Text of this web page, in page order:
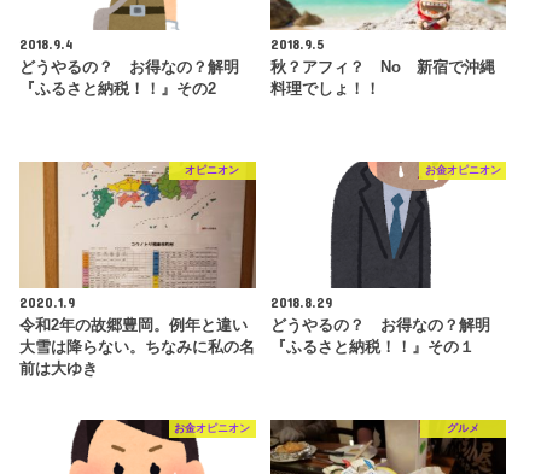
2018.9.4
どうやるの？ お得なの？解明
『ふるさと納税！！』その2
2018.9.5
秋？アフィ？ No 新宿で沖縄
料理でしょ！！
オピニオン
2020.1.9
令和2年の故郷豊岡。例年と違い
大雪は降らない。ちなみに私の名
前は大ゆき
お金オピニオン
2018.8.29
どうやるの？ お得なの？解明
『ふるさと納税！！』その１
お金オピニオン グルメ